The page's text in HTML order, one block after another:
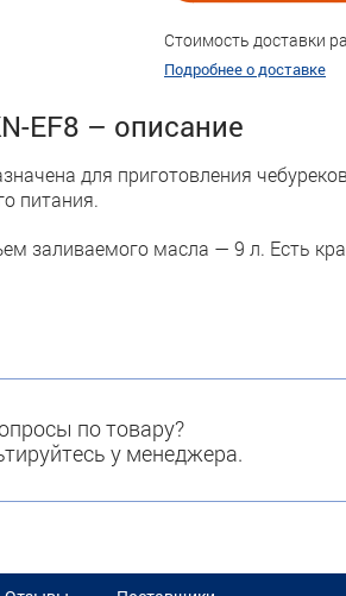
Стоимость доставки
Подробнее о доставке
EF8 – описание
для приготовления
питания.
заливаемого масла — 9 л. Есть
по товару?
у менеджера.